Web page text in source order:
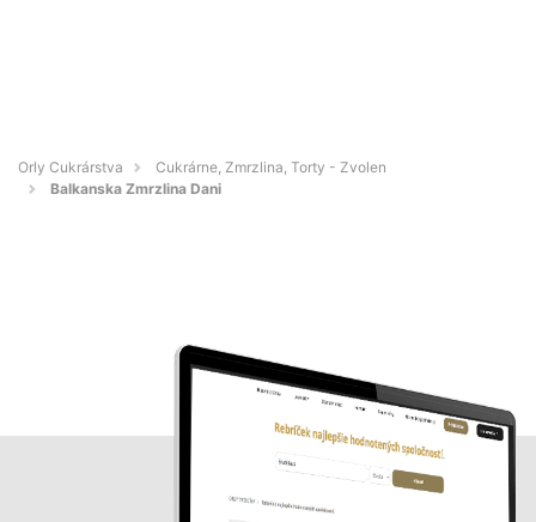
Orly Cukrárstva
Cukrárne, Zmrzlina, Torty - Zvolen
Balkanska Zmrzlina Dani